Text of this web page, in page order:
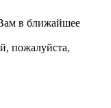
в ближайшее
пожалуйста,